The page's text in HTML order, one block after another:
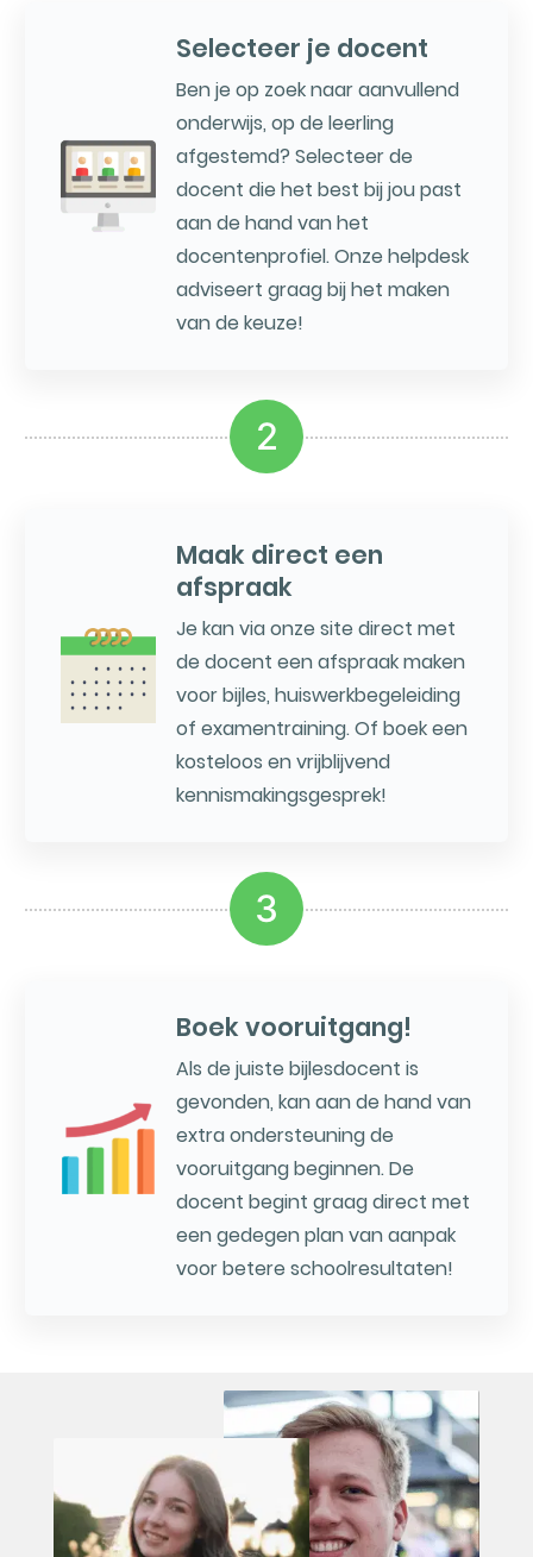
Selecteer je docent
Ben je op zoek naar aanvullend
onderwijs, op de leerling
afgestemd? Selecteer de
docent die het best bij jou past
aan de hand van het
docentenprofiel. Onze helpdesk
adviseert graag bij het maken
van de keuze!
2
Maak direct een
afspraak
Je kan via onze site direct met
de docent een afspraak maken
voor bijles, huiswerkbegeleiding
of examentraining. Of boek een
kosteloos en vrijblijvend
kennismakingsgesprek!
3
Boek vooruitgang!
Als de juiste bijlesdocent is
gevonden, kan aan de hand van
extra ondersteuning de
vooruitgang beginnen. De
docent begint graag direct met
een gedegen plan van aanpak
voor betere schoolresultaten!